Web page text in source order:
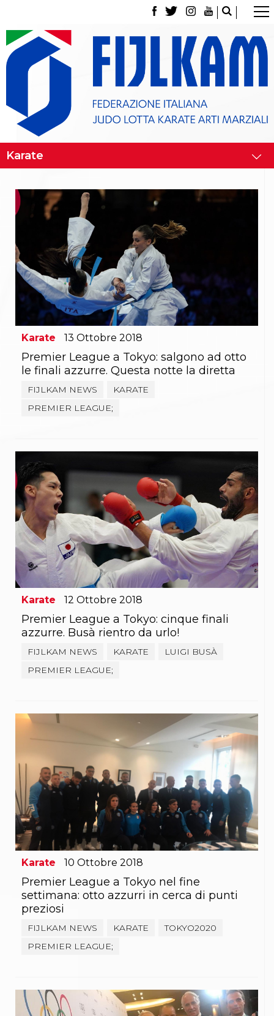
La Federazione
Tesseramento
Contatti
Norme e modulistica Affiliazioni e Tesseramenti
Classifica Società Sportive con più di 100 atleti
tesserati
Giustizia Sportiva
Media
Partners
Trasparenza
Judo
La disciplina
News
Attività Didattica
Gare e Risultati
Albi Federali
Arbitri
Lotta
La disciplina
News
Attività Didattica
Albi Federali
Karate
Aikido
Ju Jitsu
Sumo
Capoeira
Grappling
BJJ
Pancrazio/Pankration
S'istrumpa
News
Calendario Attività
Difesa Personale MGA
La disciplina
News
Merchandising
Cerca
Catalogo formativo
Webinar
Corsi Monotematici
Corsi di Specializzazione
Corsi FIJLKAM-FISDIR
Corsi Preparatore Fisico
Edutraining class - Didattica infantile
Corso dirigenti sportivi
Corso Direttore di Gara
Abilitazioni
Sportello Fiscale
News
Modulistica
FAQ
Quesiti fiscali
Sostenibilità
Karate 13 Ottobre 2018
Premier League a Tokyo: salgono ad otto
le finali azzurre. Questa notte la diretta
FIJLKAM NEWS
KARATE
PREMIER LEAGUE;
Karate 12 Ottobre 2018
Premier League a Tokyo: cinque finali
azzurre. Busà rientro da urlo!
FIJLKAM NEWS KARATE
LUIGI BUSÀ
PREMIER LEAGUE;
Karate 10 Ottobre 2018
Premier League a Tokyo nel fine
settimana: otto azzurri in cerca di punti
preziosi
FIJLKAM NEWS KARATE
TOKYO2020
PREMIER LEAGUE;